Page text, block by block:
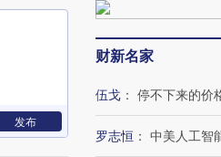
发布
财新名家
伍戈 ： 停不下来的价
罗志恒 ： 中美人工智